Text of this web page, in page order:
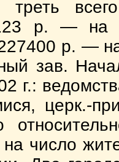
р. — на
р. —
зав.
г.:
церк.-
число